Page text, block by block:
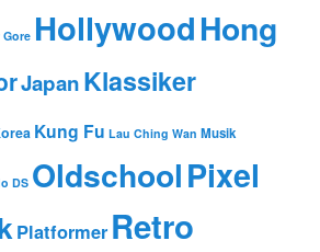
Gore HollywoodHong
JapanKlassiker
Kung Fu Lau Ching Wan Musik
DS OldschoolPixel
Platformer Retro